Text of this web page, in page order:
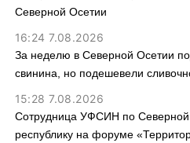
Северной Осетии
16:24 7.08.2026
За неделю в Северной Осетии
свинина, но подешевели
15:28 7.08.2026
Сотрудница УФСИН по Северной
республику на форуме